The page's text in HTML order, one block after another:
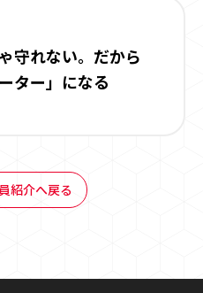
守れない。だから
ター」になる
紹介へ戻る